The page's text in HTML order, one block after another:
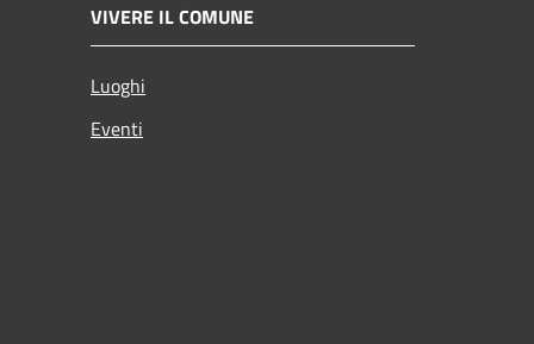
VIVERE IL COMUNE
Luoghi
Eventi